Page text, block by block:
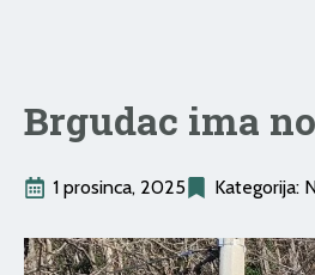
Brgudac ima
1 prosinca, 2025 Kategorija: